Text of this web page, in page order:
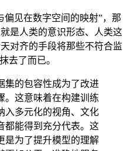
偏见在数字空间的映射”，那
是人类的意识形态、人类这
对齐的手段将那些不符合监
去了而已。
集的包容性成为了改进
。这意味着在构建训练
入多元化的视角、文化
都能得到充分代表。这
是为了提升模型的理解